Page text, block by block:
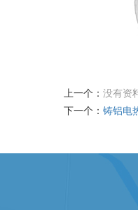
上一个： 没有资
下一个： 铸铝电